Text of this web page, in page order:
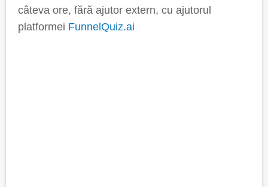
câteva ore, fără ajutor extern, cu ajutorul
platformei FunnelQuiz.ai